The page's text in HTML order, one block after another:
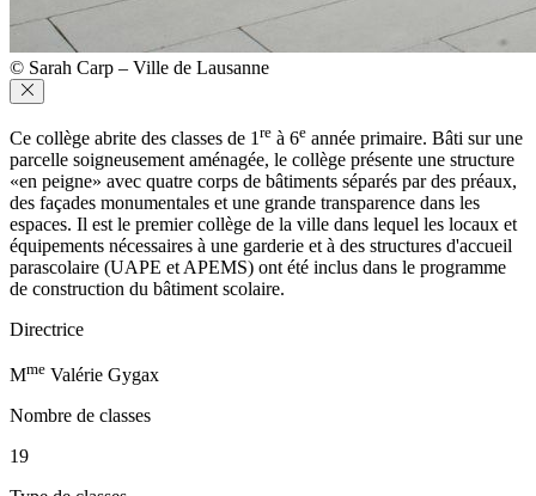
© Sarah Carp – Ville de Lausanne
Ce collège abrite des classes de 1 re à 6e année primaire. Bâti sur une
parcelle soigneusement aménagée, le collège présente une structure
«en peigne» avec quatre corps de bâtiments séparés par des préaux,
des façades monumentales et une grande transparence dans les
espaces. Il est le premier collège de la ville dans lequel les locaux et
équipements nécessaires à une garderie et à des structures d'accueil
parascolaire (UAPE et APEMS) ont été inclus dans le programme
de construction du bâtiment scolaire.
Directrice
Mme Valérie Gygax
Nombre de classes
19